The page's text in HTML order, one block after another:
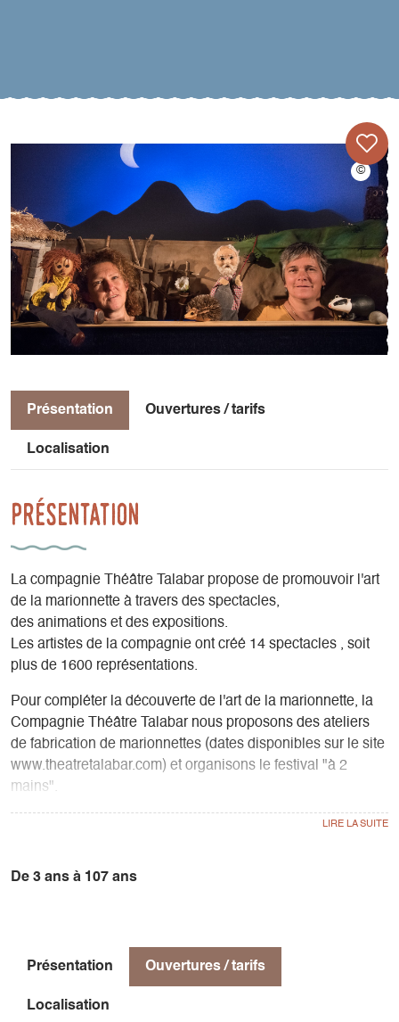
Présentation Ouvertures / tarifs
Localisation
Présentation
La compagnie Théâtre Talabar propose de promouvoir l'art
de la marionnette à travers des spectacles,
des animations et des expositions.
Les artistes de la compagnie ont créé 14 spectacles , soit
plus de 1600 représentations.
Pour compléter la découverte de l'art de la marionnette, la
Compagnie Théâtre Talabar nous proposons des ateliers
de fabrication de marionnettes (dates disponibles sur le site
www.theatretalabar.com) et organisons le festival "à 2
mains".
théâtre Talabar. C'est un lieu d'exposition, un espace pour
marionnettes à gaines, à tige, les silhouettes, le castelet, la
De 3 ans à 107 ans
Présentation Ouvertures / tarifs
Localisation